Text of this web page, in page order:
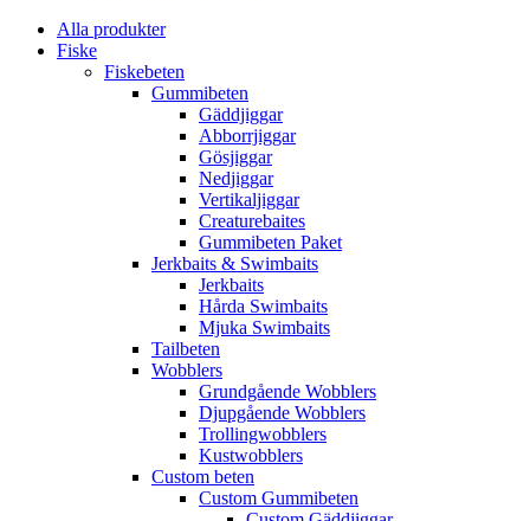
Alla produkter
Fiske
Fiskebeten
Gummibeten
Gäddjiggar
Abborrjiggar
Gösjiggar
Nedjiggar
Vertikaljiggar
Creaturebaites
Gummibeten Paket
Jerkbaits & Swimbaits
Jerkbaits
Hårda Swimbaits
Mjuka Swimbaits
Tailbeten
Wobblers
Grundgående Wobblers
Djupgående Wobblers
Trollingwobblers
Kustwobblers
Custom beten
Custom Gummibeten